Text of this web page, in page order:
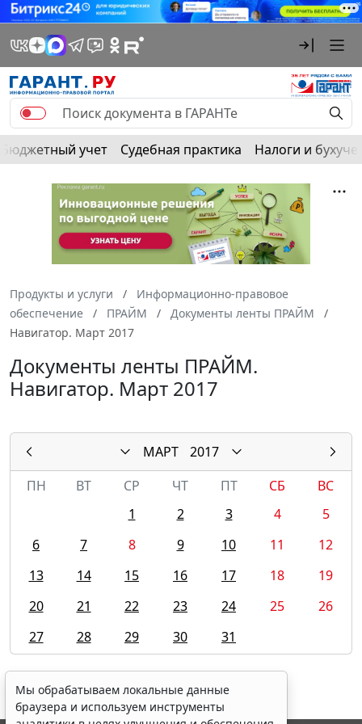
Бюджетный учет Судебная практика Налоги и
Продукты и услуги
Информационно-правовое
обеспечение
ПРАЙМ
Документы ленты ПРАЙМ
Навигатор. Март 2017
Документы ленты ПРАЙМ.
Навигатор. Март 2017
МАРТ
2017
ПН
ВТ СР ЧТ ПТ СБ
ВС
1
2 3 4
5
6
7 8 9 10 11
12
13
14 15 16 17 18
19
20
21 22 23 24 25
26
27
28 29 30 31
Мы обрабатываем локальные данные
браузера и используем инструменты